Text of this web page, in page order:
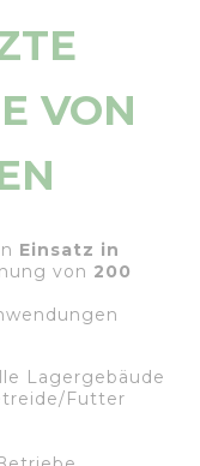
VON
Einsatz in
von 200
Lagergebäude
Futter